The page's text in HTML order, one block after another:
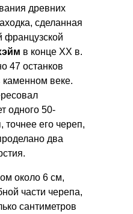
древних
сделанная
французской
в конце XX в.
47 останков
веке.
одного 50-
точнее его череп,
два
около 6 см,
части черепа,
сантиметров